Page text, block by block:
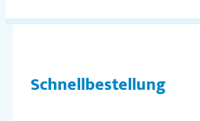
Schnellbestellung